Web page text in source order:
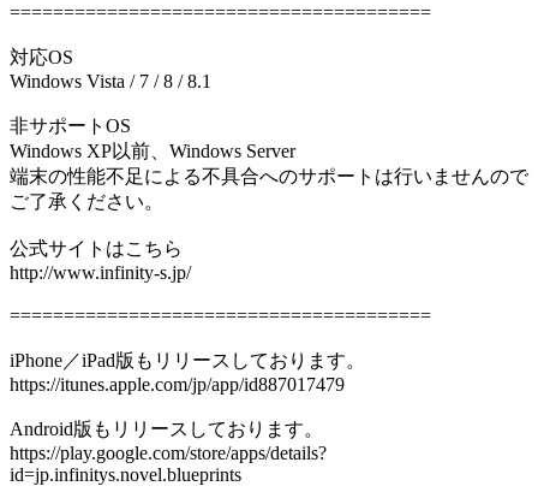
=======================================
対応OS
Windows Vista / 7 / 8 / 8.1
非サポートOS
Windows XP以前、Windows Server
端末の性能不足による不具合へのサポートは行いませんので
ご了承ください。
公式サイトはこちら
http://www.infinity-s.jp/
=======================================
iPhone／iPad版もリリースしております。
https://itunes.apple.com/jp/app/id887017479
Android版もリリースしております。
https://play.google.com/store/apps/details?
id=jp.infinitys.novel.blueprints